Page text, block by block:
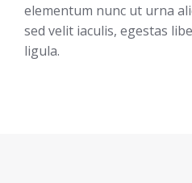
elementum nunc ut urna
sed velit iaculis, egestas
ligula.